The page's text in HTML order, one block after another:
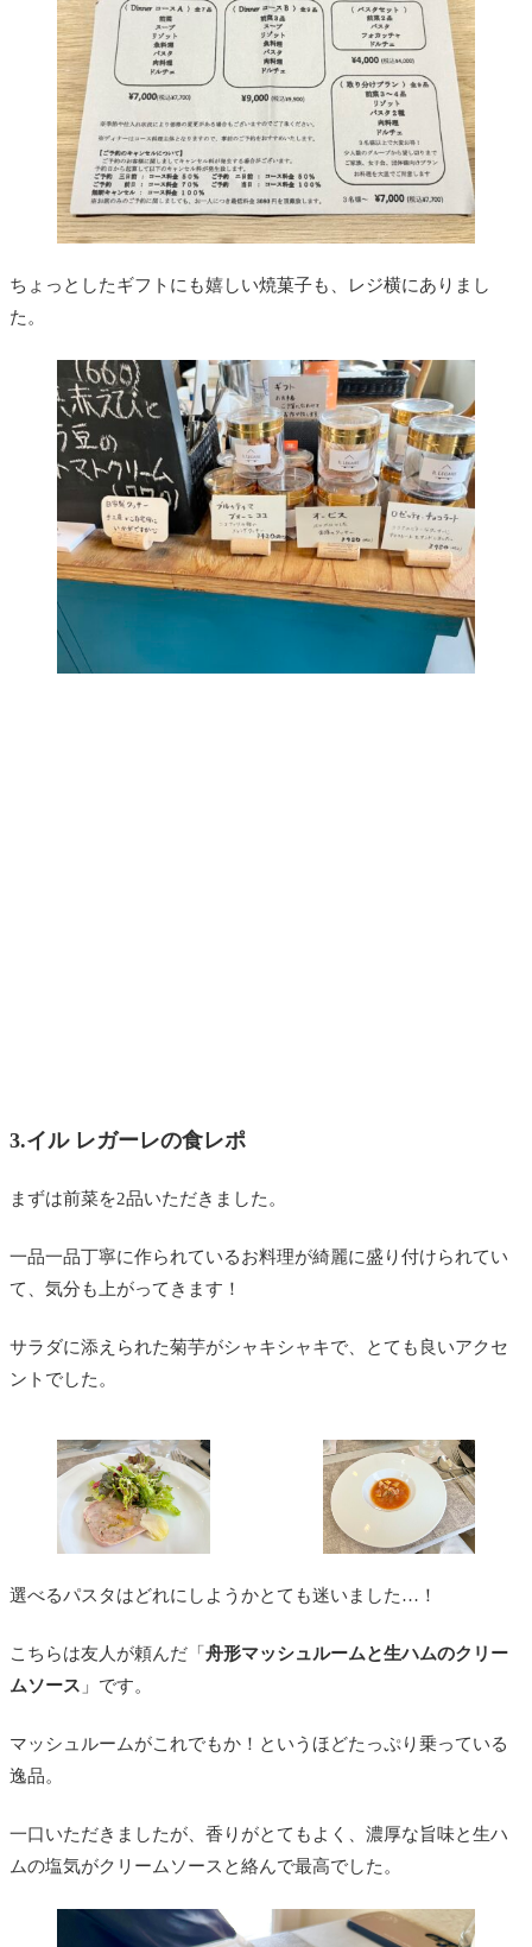
ちょっとしたギフトにも嬉しい焼菓子も、レジ横にありまし
た。
3.イル レガーレの食レポ
まずは前菜を2品いただきました。
一品一品丁寧に作られているお料理が綺麗に盛り付けられてい
て、気分も上がってきます！
サラダに添えられた菊芋がシャキシャキで、とても良いアクセ
ントでした。
選べるパスタはどれにしようかとても迷いました…！
こちらは友人が頼んだ「 舟形マッシュルームと生ハムのクリー
ムソース 」です。
マッシュルームがこれでもか！というほどたっぷり乗っている
逸品。
一口いただきましたが、香りがとてもよく、濃厚な旨味と生ハ
ムの塩気がクリームソースと絡んで最高でした。